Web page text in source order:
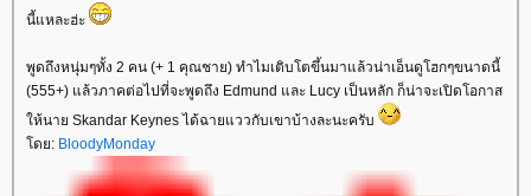
นี้แหละฮ่ะ
พูดถึงหนุ่มๆทั้ง 2 คน (+ 1 คุณชาย) ทำไมเติบโตขึ้นมาแล้วน่าเอ็นดูโฮกๆขนาดนี้
(555+) แล้วภาคต่อไปที่จะพูดถึง Edmund และ Lucy เป็นหลัก ก็น่าจะเปิดโอกาส
ห้นาย Skandar Keynes ได้ฉายแววกับเขาบ้างละนะครับ
ดย: BloodyMonday